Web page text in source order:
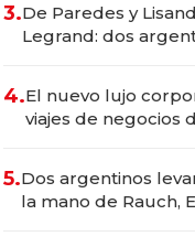
3.De Paredes y
Legrand: dos
4.El nuevo lujo
viajes de negocios
5.Dos argentinos
la mano de Rauch,